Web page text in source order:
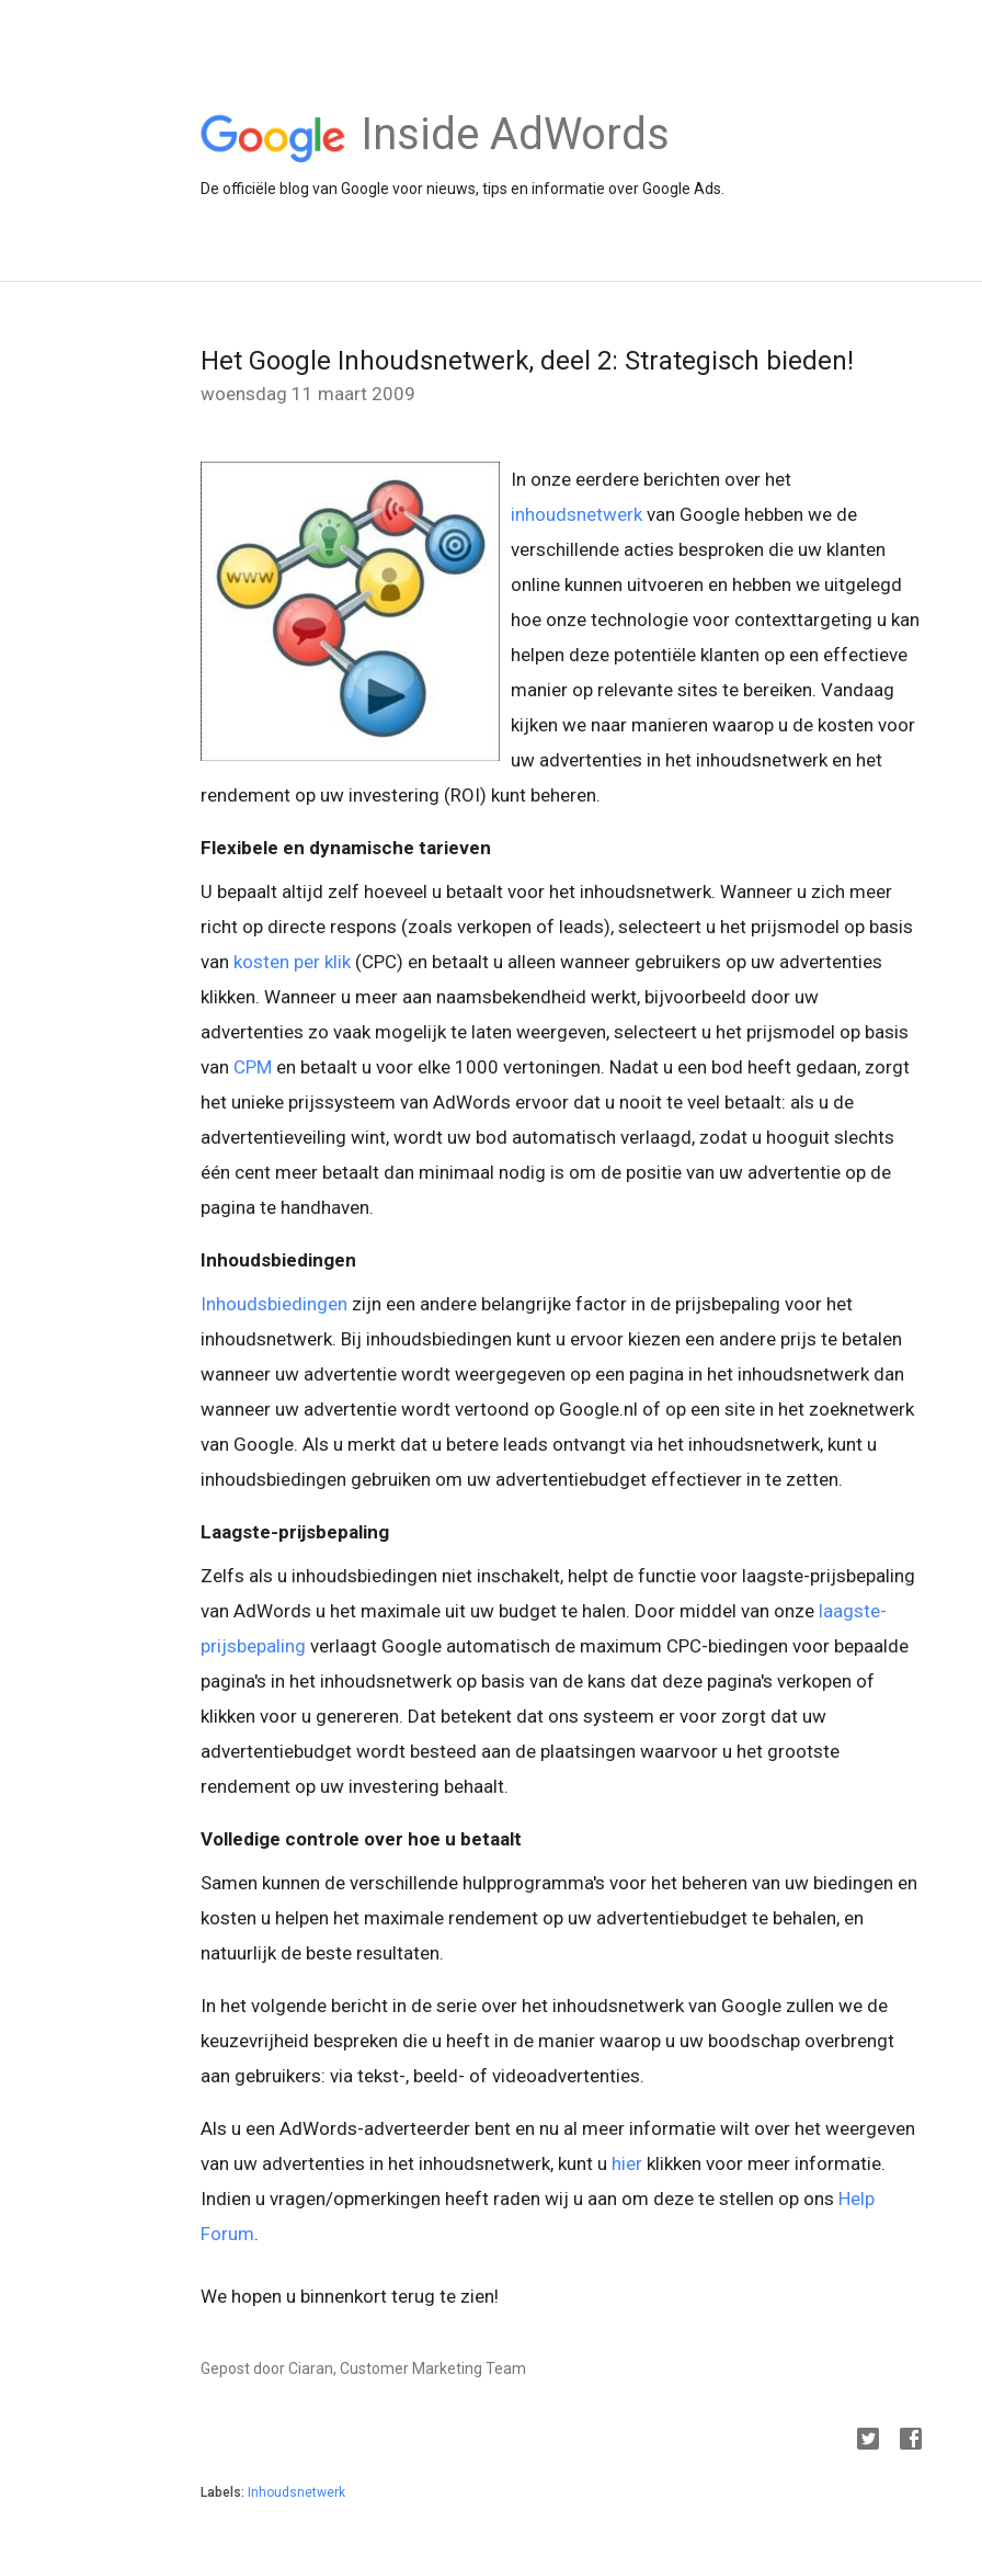
Inside AdWords
De officiële blog van Google voor nieuws, tips en informatie over Google Ads.
Het Google Inhoudsnetwerk, deel 2: Strategisch bieden!
woensdag 11 maart 2009
In onze eerdere berichten over het
inhoudsnetwerk van Google hebben we de
verschillende acties besproken die uw klanten
online kunnen uitvoeren en hebben we uitgelegd
hoe onze technologie voor contexttargeting u kan
helpen deze potentiële klanten op een effectieve
manier op relevante sites te bereiken. Vandaag
kijken we naar manieren waarop u de kosten voor
uw advertenties in het inhoudsnetwerk en het
rendement op uw investering (ROI) kunt beheren.
Flexibele en dynamische tarieven
U bepaalt altijd zelf hoeveel u betaalt voor het inhoudsnetwerk. Wanneer u zich meer
richt op directe respons (zoals verkopen of leads), selecteert u het prijsmodel op basis
van kosten per klik (CPC) en betaalt u alleen wanneer gebruikers op uw advertenties
klikken. Wanneer u meer aan naamsbekendheid werkt, bijvoorbeeld door uw
advertenties zo vaak mogelijk te laten weergeven, selecteert u het prijsmodel op basis
van CPM en betaalt u voor elke 1000 vertoningen. Nadat u een bod heeft gedaan, zorgt
het unieke prijssysteem van AdWords ervoor dat u nooit te veel betaalt: als u de
advertentieveiling wint, wordt uw bod automatisch verlaagd, zodat u hooguit slechts
één cent meer betaalt dan minimaal nodig is om de positie van uw advertentie op de
pagina te handhaven.
Inhoudsbiedingen
Inhoudsbiedingen zijn een andere belangrijke factor in de prijsbepaling voor het
inhoudsnetwerk. Bij inhoudsbiedingen kunt u ervoor kiezen een andere prijs te betalen
wanneer uw advertentie wordt weergegeven op een pagina in het inhoudsnetwerk dan
wanneer uw advertentie wordt vertoond op Google.nl of op een site in het zoeknetwerk
van Google. Als u merkt dat u betere leads ontvangt via het inhoudsnetwerk, kunt u
inhoudsbiedingen gebruiken om uw advertentiebudget effectiever in te zetten.
Laagste-prijsbepaling
Zelfs als u inhoudsbiedingen niet inschakelt, helpt de functie voor laagste-prijsbepaling
van AdWords u het maximale uit uw budget te halen. Door middel van onze laagste-
prijsbepaling verlaagt Google automatisch de maximum CPC-biedingen voor bepaalde
pagina's in het inhoudsnetwerk op basis van de kans dat deze pagina's verkopen of
klikken voor u genereren. Dat betekent dat ons systeem er voor zorgt dat uw
advertentiebudget wordt besteed aan de plaatsingen waarvoor u het grootste
rendement op uw investering behaalt.
Volledige controle over hoe u betaalt
Samen kunnen de verschillende hulpprogramma's voor het beheren van uw biedingen en
kosten u helpen het maximale rendement op uw advertentiebudget te behalen, en
natuurlijk de beste resultaten.
In het volgende bericht in de serie over het inhoudsnetwerk van Google zullen we de
keuzevrijheid bespreken die u heeft in de manier waarop u uw boodschap overbrengt
aan gebruikers: via tekst-, beeld- of videoadvertenties.
Als u een AdWords-adverteerder bent en nu al meer informatie wilt over het weergeven
van uw advertenties in het inhoudsnetwerk, kunt u hier klikken voor meer informatie.
Indien u vragen/opmerkingen heeft raden wij u aan om deze te stellen op ons Help
Forum.
We hopen u binnenkort terug te zien!
Gepost door Ciaran, Customer Marketing Team
Labels: Inhoudsnetwerk